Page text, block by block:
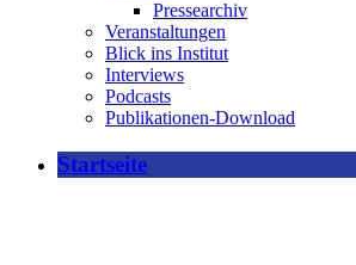
Pressearchiv
Veranstaltungen
Blick ins Institut
Interviews
Podcasts
Publikationen-Download
Startseite